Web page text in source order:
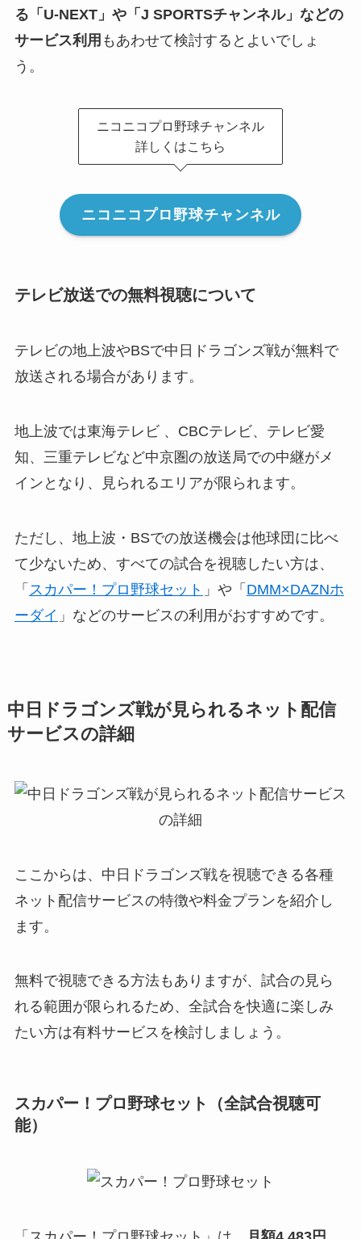
る「U-NEXT」や「J SPORTSチャンネル」などの
サービス利用 もあわせて検討するとよいでしょ
う。
ニコニコプロ野球チャンネル
詳しくはこちら
ニコニコプロ野球チャンネル
テレビ放送での無料視聴について
テレビの地上波やBSで中日ドラゴンズ戦が無料で
放送される場合があります。
地上波では東海テレビ 、CBCテレビ、テレビ愛
知、三重テレビなど中京圏の放送局での中継がメ
インとなり、見られるエリアが限られます。
ただし、地上波・BSでの放送機会は他球団に比べ
て少ないため、すべての試合を視聴したい方は、
「 スカパー！プロ野球セット 」や「 DMM×DAZNホ
ーダイ 」などのサービスの利用がおすすめです。
中日ドラゴンズ戦が見られるネット配信
サービスの詳細
ここからは、中日ドラゴンズ戦を視聴できる各種
ネット配信サービスの特徴や料金プランを紹介し
ます。
無料で視聴できる方法もありますが、試合の見ら
れる範囲が限られるため、全試合を快適に楽しみ
たい方は有料サービスを検討しましょう。
スカパー！プロ野球セット（全試合視聴可
能）